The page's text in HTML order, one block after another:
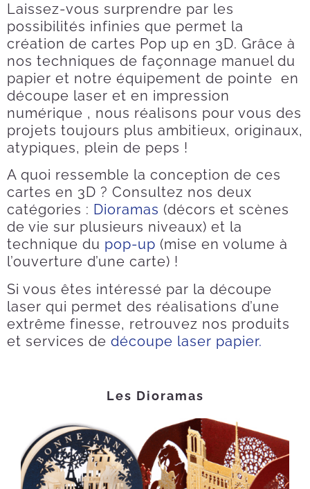
Laissez-vous surprendre par les
possibilités infinies que permet la
création de cartes Pop up en 3D. Grâce à
nos techniques de façonnage manuel du
papier et notre équipement de pointe en
découpe laser et en impression
numérique , nous réalisons pour vous des
projets toujours plus ambitieux, originaux,
atypiques, plein de peps !
A quoi ressemble la conception de ces
cartes en 3D ? Consultez nos deux
catégories : Dioramas (décors et scènes
de vie sur plusieurs niveaux) et la
technique du pop-up (mise en volume à
l’ouverture d’une carte) !
Si vous êtes intéressé par la découpe
laser qui permet des réalisations d’une
extrême finesse, retrouvez nos produits
et services de découpe laser papier.
Les Dioramas